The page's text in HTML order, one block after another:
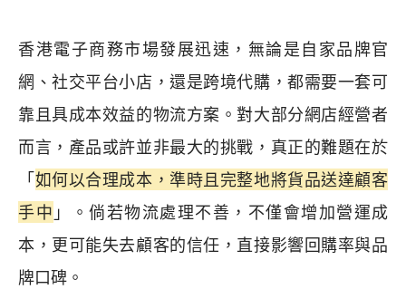
香港電子商務市場發展迅速，無論是自家品牌官
網、社交平台小店，還是跨境代購，都需要一套可
靠且具成本效益的物流方案。對大部分網店經營者
而言，產品或許並非最大的挑戰，真正的難題在於
「如何以合理成本，準時且完整地將貨品送達顧客
手中 」。倘若物流處理不善，不僅會增加營運成
本，更可能失去顧客的信任，直接影響回購率與品
牌口碑。